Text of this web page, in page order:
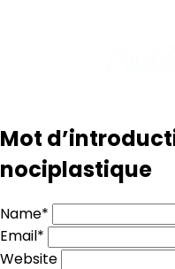
Mot
nociplastique
Name*
Email*
Website